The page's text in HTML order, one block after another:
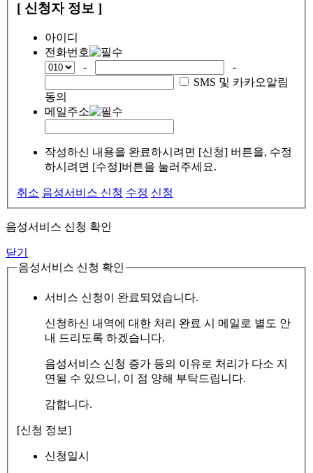
[ 신청자 정보 ]
아이디
전화번호
-
-
SMS 및 카카오알림
동의
메일주소
작성하신 내용을 완료하시려면 [신청] 버튼을, 수정
하시려면 [수정]버튼을 눌러주세요.
취소 음성서비스 신청 수정 신청
음성서비스 신청 확인
닫기
음성서비스 신청 확인
서비스 신청이 완료되었습니다.
신청하신 내역에 대한 처리 완료 시 메일로 별도 안
내 드리도록 하겠습니다.
음성서비스 신청 증가 등의 이유로 처리가 다소 지
연될 수 있으니, 이 점 양해 부탁드립니다.
감합니다.
[신청 정보]
신청일시